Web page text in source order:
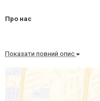
Про нас
Показати повний опис